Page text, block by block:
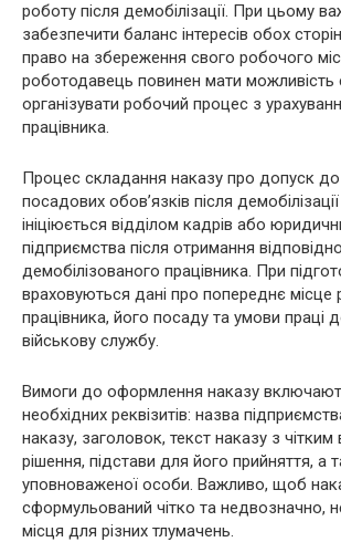
роботу після демобілізації. При цьому
забезпечити баланс інтересів обох
право на збереження свого робочого
роботодавець повинен мати можливість
організувати робочий процес з
працівника.
Процес складання наказу про допуск
посадових обов’язків після
ініціюється відділом кадрів або
підприємства після отримання
демобілізованого працівника. При
враховуються дані про попереднє місце
працівника, його посаду та умови праці
військову службу.
Вимоги до оформлення наказу
необхідних реквізитів: назва
наказу, заголовок, текст наказу з чітким
рішення, підстави для його прийняття, а
уповноваженої особи. Важливо, щоб
сформульований чітко та недвозначно,
місця для різних тлумачень.